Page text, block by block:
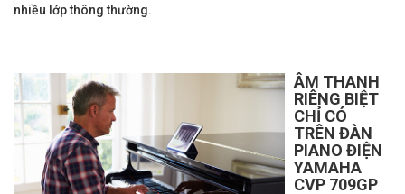
nhiều lớp thông thường.
ÂM THANH
RIÊNG BIỆT
CHỈ CÓ
TRÊN ĐÀN
PIANO ĐIỆN
YAMAHA
CVP 709GP